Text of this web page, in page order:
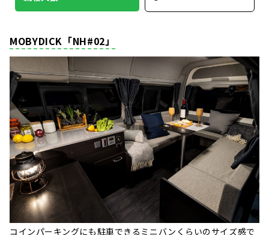
MOBYDICK「NH#02」
コインパーキングにも駐車できるミニバンくらいのサイズ感で